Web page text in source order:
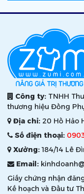
Công ty: TNHH
thương hiệu Đồng
Địa chỉ: 20 Hồ Hảo
Số điện thoại:
Xưởng:184/14 Lê
Email:
Giấy chứng nhận
Kế hoạch và Đầu tư